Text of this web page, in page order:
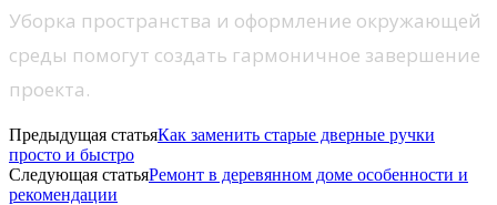
Уборка пространства и оформление окружающей
среды помогут создать гармоничное завершение
проекта.
Предыдущая статьяКак заменить старые дверные ручки
просто и быстро
Следующая статьяРемонт в деревянном доме особенности и
рекомендации